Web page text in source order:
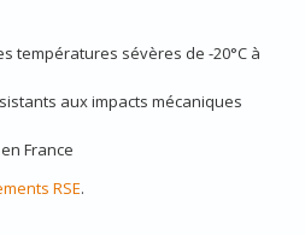
températures sévères de -20°C à
aux impacts mécaniques
France
RSE.